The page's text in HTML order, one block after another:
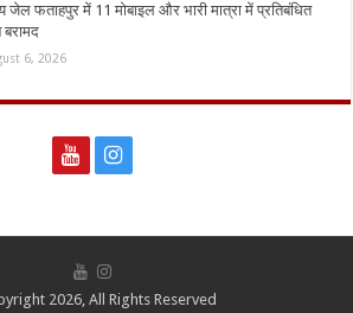
जेल फताहपुर में 11 मोबाइल और भारी मात्रा में प्रतिबंधित
बरामद
6, 2026
2026, All Rights Reserved